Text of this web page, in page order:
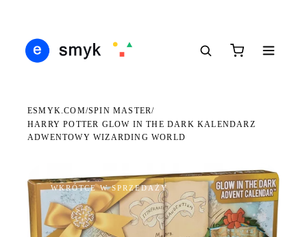
ESMYK.COM/SPIN MASTER/
HARRY POTTER GLOW IN THE DARK KALENDARZ
ADWENTOWY WIZARDING WORLD
WKRÓTCE W SPRZEDAŻY